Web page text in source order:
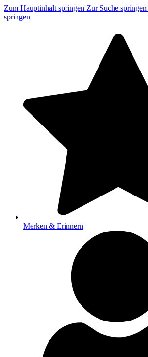
Zum Hauptinhalt springen Zur Suche springen
springen
Merken & Erinnern